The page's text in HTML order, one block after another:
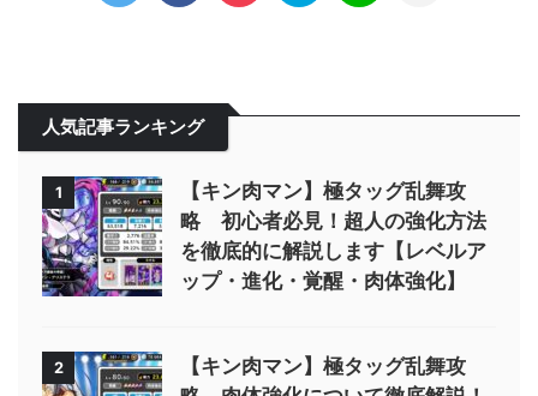
人気記事ランキング
1
【キン肉マン】極タッグ乱舞攻
略 初心者必見！超人の強化方法
を徹底的に解説します【レベルア
ップ・進化・覚醒・肉体強化】
2
【キン肉マン】極タッグ乱舞攻